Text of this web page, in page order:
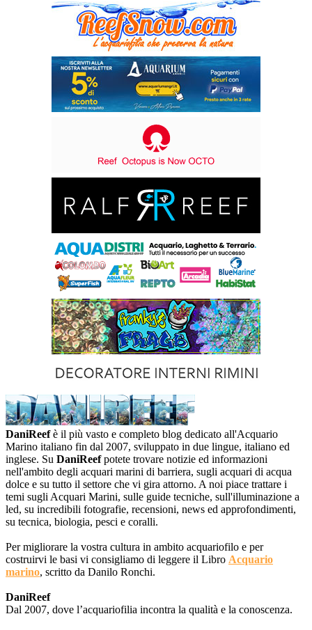
DaniReefè il più vasto e completo blog dedicato all'Acquario
Marino italiano fin dal 2007, sviluppato in due lingue, italiano ed
inglese. Su DaniReefpotete trovare notizie ed informazioni
nell'ambito degli acquari marini di barriera, sugli acquari di acqua
dolce e su tutto il settore che vi gira attorno. A noi piace trattare i
temi sugli Acquari Marini, sulle guide tecniche, sull'illuminazione a
led, su incredibili fotografie, recensioni, news ed approfondimenti,
su tecnica, biologia, pesci e coralli.
Per migliorare la vostra cultura in ambito acquariofilo e per
costruirvi le basi vi consigliamo di leggere il Libro Acquario
marino, scritto da Danilo Ronchi.
DaniReef
Dal 2007, dove l’acquariofilia incontra la qualità e la conoscenza.